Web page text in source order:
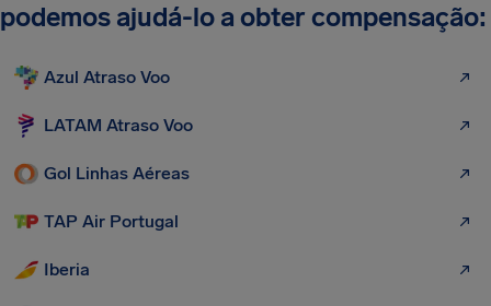
podemos ajudá-lo a obter compensação:
Azul Atraso Voo
LATAM Atraso Voo
Gol Linhas Aéreas
TAP Air Portugal
Iberia